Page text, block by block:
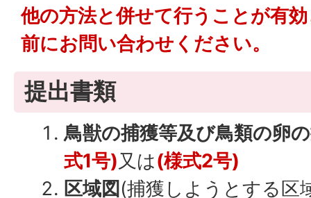
他の方法と併せて行うことが有
前にお問い合わせください。
提出書類
鳥獣の捕獲等及び鳥類の卵
式1号)又は(様式2号)
区域図 (捕獲しようとする区